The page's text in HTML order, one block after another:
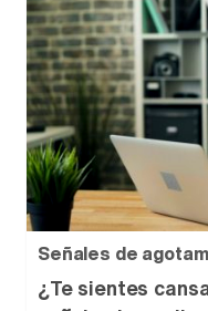
Señales de
¿Te sientes